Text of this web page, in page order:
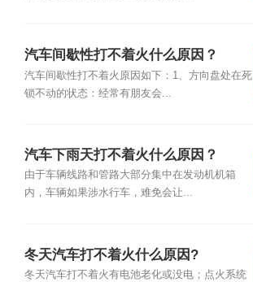
汽车间歇性打不着火什么原因？
汽车间歇性打不着火原因如下：1、方向盘处在死
锁不动的状态：经常有朋友会...
汽车下雨天打不着火什么原因？
由于车辆线路和管路大部分集中在发动机机箱
内，车辆如果涉水行车，难免会让...
冬天汽车打不着火什么原因?
冬天汽车打不着火有电池老化或没电；点火系统